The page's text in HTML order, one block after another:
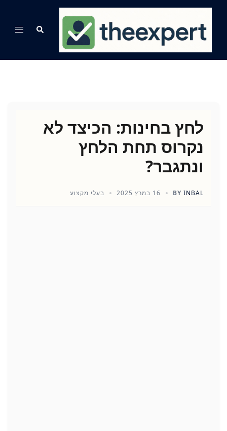
content
Search
Toggle
לחץ בחינות: הכיצד לא
נקרוס תחת הלחץ
ונתגבר?
BY INBAL 16 במרץ 2025 בעלי מקצוע